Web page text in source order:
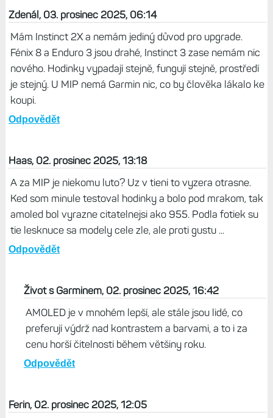
Zdenál, 03. prosinec 2025, 06:14
Mám Instinct 2X a nemám jediný důvod pro upgrade.
Fénix 8 a Enduro 3 jsou drahé, Instinct 3 zase nemám nic
nového. Hodinky vypadají stejně, fungují stejně, prostředí
je stejný. U MIP nemá Garmin nic, co by člověka lákalo ke
koupi.
Odpovědět
Haas, 02. prosinec 2025, 13:18
A za MIP je niekomu luto? Uz v tieni to vyzera otrasne.
Ked som minule testoval hodinky a bolo pod mrakom, tak
amoled bol vyrazne citatelnejsi ako 955. Podla fotiek su
tie lesknuce sa modely cele zle, ale proti gustu ...
Odpovědět
Život s Garminem, 02. prosinec 2025, 16:42
AMOLED je v mnohém lepší, ale stále jsou lidé, co
preferují výdrž nad kontrastem a barvami, a to i za
cenu horší čitelnosti během většiny roku.
Odpovědět
Ferin, 02. prosinec 2025, 12:05